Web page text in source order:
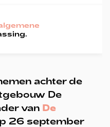
achter de
De
van De
26 september